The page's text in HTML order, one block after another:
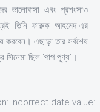
ভালোবাসা এবং প্রশংসাও
তিনি ফারুক আহমেদ-এর
করবেন। এছাড়া তার সর্বশেষ
সিনেমা ছিল ‘পাপ পূণ্য’।
Incorrect date value: